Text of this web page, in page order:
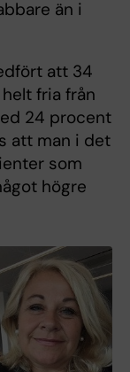
än i
att 34
fria från
24 procent
att man i det
som
högre